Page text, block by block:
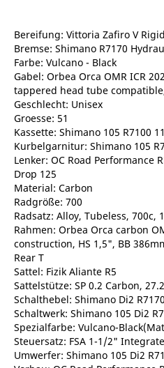
Bereifung: Vittoria Zafiro V
Bremse: Shimano R7170
Farbe: Vulcano - Black
Gabel: Orbea Orca OMR ICR
tappered head tube
Geschlecht: Unisex
Groesse: 51
Kassette: Shimano 105 R7100
Kurbelgarnitur: Shimano 105
Lenker: OC Road Performance
Drop 125
Material: Carbon
Radgröße: 700
Radsatz: Alloy, Tubeless, 700c,
Rahmen: Orbea Orca carbon
construction, HS 1,5", BB
Rear T
Sattel: Fizik Aliante R5
Sattelstütze: SP 0.2 Carbon,
Schalthebel: Shimano Di2 R7170
Schaltwerk: Shimano 105 Di2
Spezialfarbe: Vulcano-
Steuersatz: FSA 1-1/2"
Umwerfer: Shimano 105 Di2